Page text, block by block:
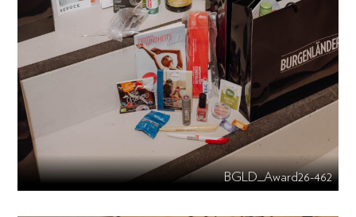
BGLD_Award26-462